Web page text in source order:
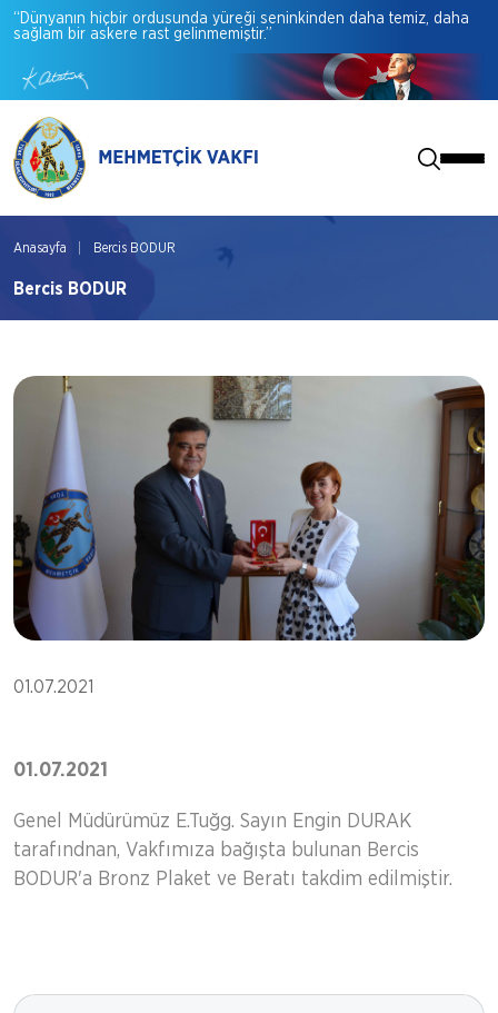
“Dünyanın hiçbir ordusunda yüreği seninkinden daha temiz, daha
sağlam bir askere rast gelinmemiştir.”
Anasayfa Bercis BODUR
Bercis BODUR
01.07.2021
01.07.2021
Genel Müdürümüz E.Tuğg. Sayın Engin DURAK
tarafındnan, Vakfımıza bağışta bulunan Bercis
BODUR'a Bronz Plaket ve Beratı takdim edilmiştir.